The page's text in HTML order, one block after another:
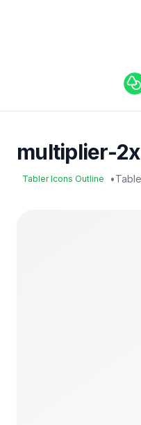
multiplier-
Tabler Icons Outline •